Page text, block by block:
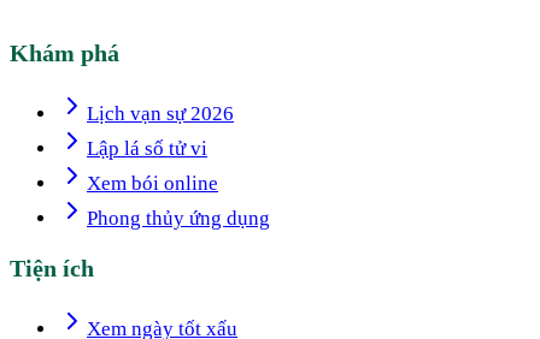
Khám phá
Lịch vạn sự 2026
Lập lá số tử vi
Xem bói online
Phong thủy ứng dụng
Tiện ích
Xem ngày tốt xấu